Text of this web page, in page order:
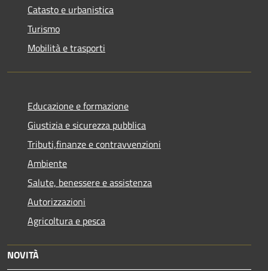
Catasto e urbanistica
Turismo
Mobilità e trasporti
Educazione e formazione
Giustizia e sicurezza pubblica
Tributi,finanze e contravvenzioni
Ambiente
Salute, benessere e assistenza
Autorizzazioni
Agricoltura e pesca
NOVITÀ